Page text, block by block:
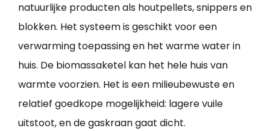
natuurlijke producten als houtpellets, snippers en
blokken. Het systeem is geschikt voor een
verwarming toepassing en het warme water in
huis. De biomassaketel kan het hele huis van
warmte voorzien. Het is een milieubewuste en
relatief goedkope mogelijkheid: lagere vuile
uitstoot, en de gaskraan gaat dicht.